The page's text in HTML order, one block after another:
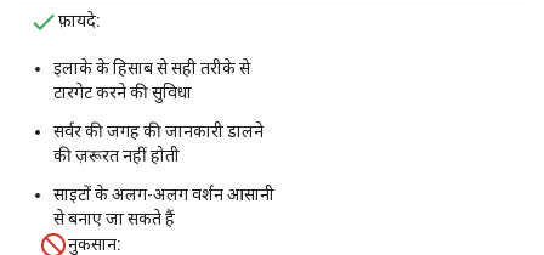
फ़ायदे:
इलाके के हिसाब से सही तरीके से
टारगेट करने की सुविधा
सर्वर की जगह की जानकारी डालने
की ज़रूरत नहीं होती
साइटों के अलग-अलग वर्शन आसानी
से बनाए जा सकते हैं
नुकसान: